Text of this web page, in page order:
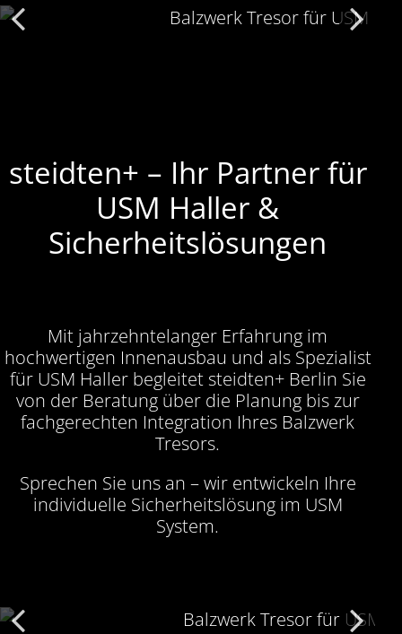
steidten+ – Ihr Partner für
USM Haller &
Sicherheitslösungen
Mit jahrzehntelanger Erfahrung im
hochwertigen Innenausbau und als Spezialist
für USM Haller begleitet steidten+ Berlin Sie
von der Beratung über die Planung bis zur
fachgerechten Integration Ihres Balzwerk
Tresors.
Sprechen Sie uns an – wir entwickeln Ihre
individuelle Sicherheitslösung im USM
System.